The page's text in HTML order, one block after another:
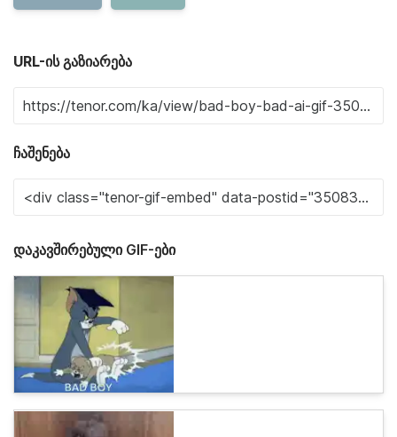
URL-ის გაზიარება
ჩაშენება
დაკავშირებული GIF-ები